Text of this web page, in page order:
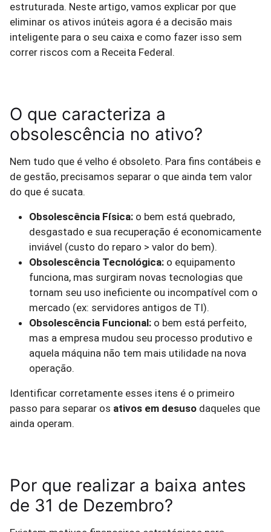
estruturada. Neste artigo, vamos explicar por que
eliminar os ativos inúteis agora é a decisão mais
inteligente para o seu caixa e como fazer isso sem
correr riscos com a Receita Federal.
O que caracteriza a
obsolescência no ativo?
Nem tudo que é velho é obsoleto. Para fins contábeis e
de gestão, precisamos separar o que ainda tem valor
do que é sucata.
Obsolescência Física: o bem está quebrado,
desgastado e sua recuperação é economicamente
inviável (custo do reparo > valor do bem).
Obsolescência Tecnológica: o equipamento
funciona, mas surgiram novas tecnologias que
tornam seu uso ineficiente ou incompatível com o
mercado (ex: servidores antigos de TI).
Obsolescência Funcional: o bem está perfeito,
mas a empresa mudou seu processo produtivo e
aquela máquina não tem mais utilidade na nova
operação.
Identificar corretamente esses itens é o primeiro
passo para separar os ativos em desuso daqueles que
ainda operam.
Por que realizar a baixa antes
de 31 de Dezembro?